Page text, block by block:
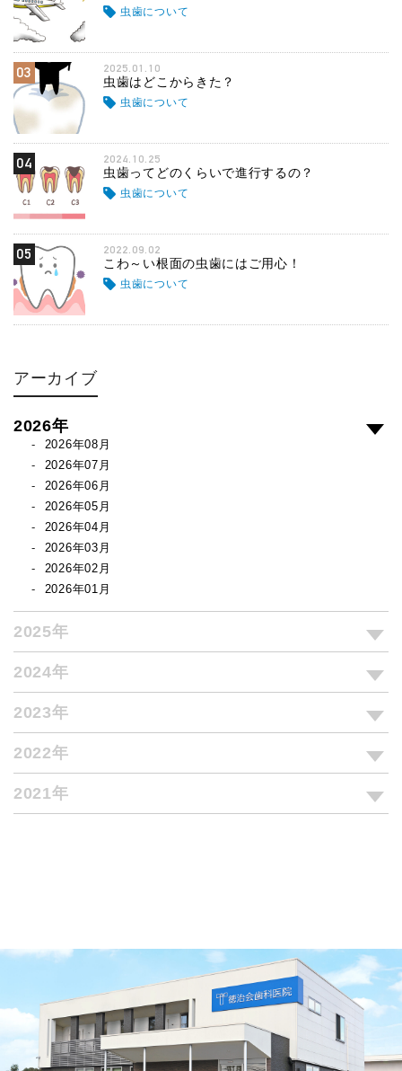
虫歯について
03 2025.01.10
虫歯はどこからきた？
虫歯について
04 2024.10.25
虫歯ってどのくらいで進行するの？
虫歯について
05 2022.09.02
こわ～い根面の虫歯にはご用心！
虫歯について
アーカイブ
2026年
2026年08月
2026年07月
2026年06月
2026年05月
2026年04月
2026年03月
2026年02月
2026年01月
2025年
2024年
2023年
2022年
2021年